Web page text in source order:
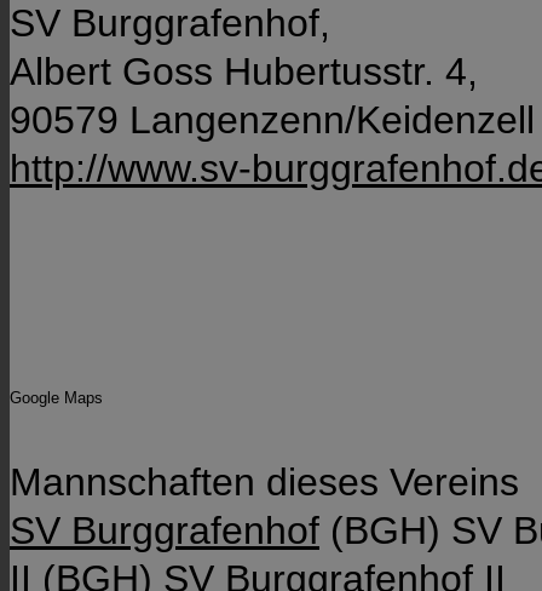
SV Burggrafenhof,
Albert Goss Hubertusstr. 4,
90579 Langenzenn/
http://www.sv-
Google Maps
Mannschaften dieses Vereins
SV Burggrafenhof (BGH) SV
II (BGH) SV Burggrafenhof II